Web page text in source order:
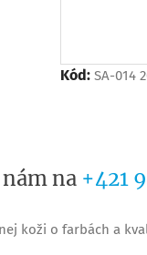
Kód: SA-014
na +421
koži o farbách a